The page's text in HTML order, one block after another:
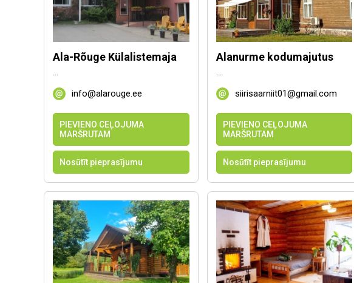
Ala-Rõuge Külalistemaja
...
info@alarouge.ee
PIEVIENO CEĻOJUMA
MARŠRUTAM
Nosūtīt pieprasījumu
Alanurme kodumajutus
...
siirisaarniit01@gmail.com
PIEVIENO CEĻOJUMA
MARŠRUTAM
Nosūtīt pieprasījumu